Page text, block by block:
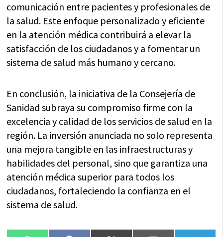
comunicación entre pacientes y profesionales de
la salud. Este enfoque personalizado y eficiente
en la atención médica contribuirá a elevar la
satisfacción de los ciudadanos y a fomentar un
sistema de salud más humano y cercano.
En conclusión, la iniciativa de la Consejería de
Sanidad subraya su compromiso firme con la
excelencia y calidad de los servicios de salud en la
región. La inversión anunciada no solo representa
una mejora tangible en las infraestructuras y
habilidades del personal, sino que garantiza una
atención médica superior para todos los
ciudadanos, fortaleciendo la confianza en el
sistema de salud.